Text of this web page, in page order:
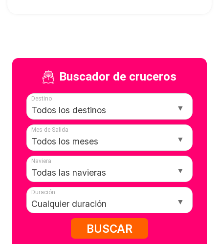
Buscador de cruceros
Destino
Mes de Salida
Naviera
Duración
BUSCAR